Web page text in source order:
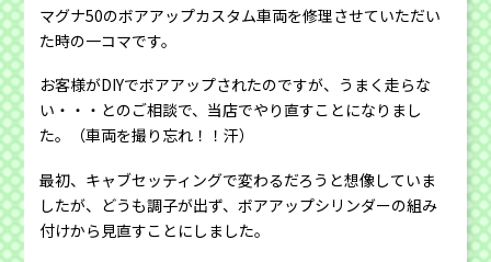
マグナ50のボアアップカスタム車両を修理させていただい
た時の一コマです。
お客様がDIYでボアアップされたのですが、うまく走らな
い・・・とのご相談で、当店でやり直すことになりまし
た。（車両を撮り忘れ！！汗）
最初、キャブセッティングで変わるだろうと想像していま
したが、どうも調子が出ず、ボアアップシリンダーの組み
付けから見直すことにしました。